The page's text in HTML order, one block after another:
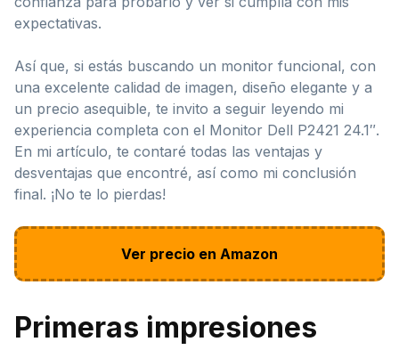
expectativas.
Así que, si estás buscando un monitor funcional, con
una excelente calidad de imagen, diseño elegante y a
un precio asequible, te invito a seguir leyendo mi
experiencia completa con el Monitor Dell P2421 24.1″.
En mi artículo, te contaré todas las ventajas y
desventajas que encontré, así como mi conclusión
final. ¡No te lo pierdas!
Ver precio en Amazon
Primeras impresiones